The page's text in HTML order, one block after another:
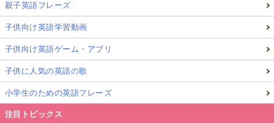
親子英語フレーズ
子供向け英語学習動画
子供向け英語ゲーム・アプリ
子供に人気の英語の歌
小学生のための英語フレーズ
注目トピックス